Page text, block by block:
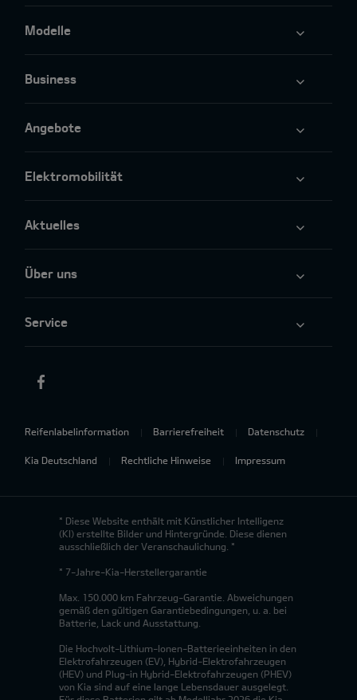
Modelle
Business
Angebote
Elektromobilität
Aktuelles
Über uns
Service
Reifenlabelinformation Barrierefreiheit Datenschutz
Kia Deutschland Rechtliche Hinweise Impressum
* Diese Website enthält mit Künstlicher Intelligenz
(KI) erstellte Bilder und Hintergründe. Diese dienen
ausschließlich der Veranschaulichung. *
* 7-Jahre-Kia-Herstellergarantie
Max. 150.000 km Fahrzeug-Garantie. Abweichungen
gemäß den gültigen Garantiebedingungen, u. a. bei
Batterie, Lack und Ausstattung.
Die Hochvolt-Lithium-Ionen-Batterieeinheiten in den
Elektrofahrzeugen (EV), Hybrid-Elektrofahrzeugen
(HEV) und Plug-in Hybrid-Elektrofahrzeugen (PHEV)
von Kia sind auf eine lange Lebensdauer ausgelegt.